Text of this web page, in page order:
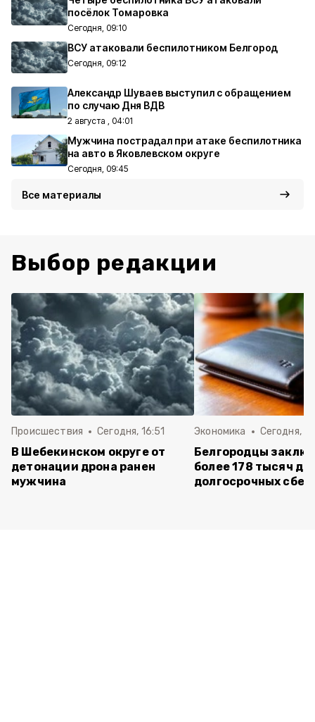
посёлок Томаровка
Сегодня, 09:10
ВСУ атаковали беспилотником Белгород
Сегодня, 09:12
Александр Шуваев выступил с обращением
по случаю Дня ВДВ
2 августа , 04:01
Мужчина пострадал при атаке беспилотника
на авто в Яковлевском округе
Сегодня, 09:45
Все материалы
Выбор редакции
Происшествия Сегодня, 16:51
В Шебекинском округе от
детонации дрона ранен
мужчина
Экономика Сегодня,
Белгородцы
более 178 тысяч
долгосрочных